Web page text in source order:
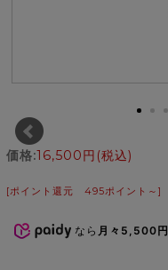
価格:16,500円 (税込)
[ポイント還元 495ポイント～]
なら 月々5,500円